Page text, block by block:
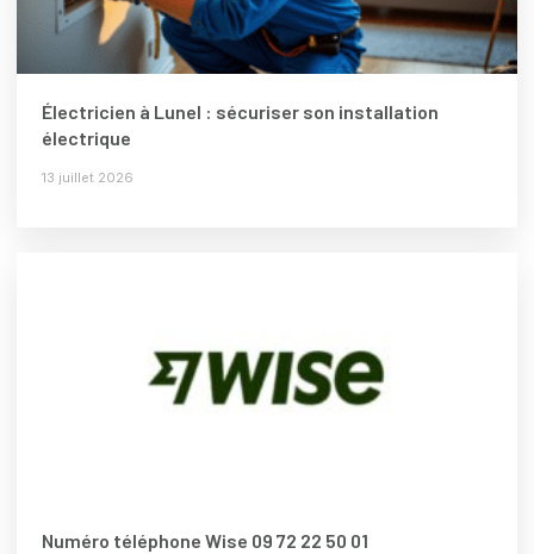
Électricien à Lunel : sécuriser son installation
électrique
13 juillet 2026
Numéro téléphone Wise 09 72 22 50 01